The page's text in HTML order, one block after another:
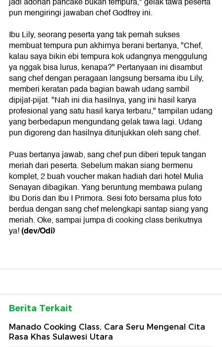
pun mengiringi jawaban chef Godfrey ini.
Ibu Lily, seorang peserta yang tak pernah sukses
membuat tempura pun akhirnya berani bertanya, "Chef,
kalau saya bikin ebi tempura kok udangnya menggulung
ya nggak bisa lurus, kenapa?" Pertanyaan ini disambut
sang chef dengan peragaan langsung bersama ibu Lily,
memberi keratan pada bagian bawah udang sambil
dipijat-pijat. "Nah ini dia hasilnya, yang ini hasil karya
profesional yang satu hasil karya terbaru," tampilan udang
yang berbedapun mengundang gelak tawa lagi. Udang
pun digoreng dan hasilnya ditunjukkan oleh sang chef.
Puas bertanya jawab, sang chef pun diberi tepuk tangan
meriah dari peserta. Sebelum makan siang bermenu
komplet, 2 buah voucher makan hadiah dari hotel Mulia
Senayan dibagikan. Yang beruntung membawa pulang
Ibu Doris dan Ibu I Primora. Sesi foto bersama plus foto
berdua dengan sang chef melengkapi santap siang yang
meriah. Oke, sampai jumpa di cooking class berikutnya
ya!(dev/Odi)
Berita Terkait
Manado Cooking Class, Cara Seru Mengenal Cita
Rasa Khas Sulawesi Utara